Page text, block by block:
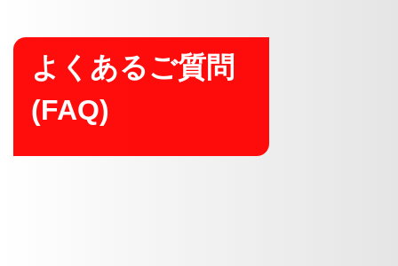
よくあるご質問
(FAQ)